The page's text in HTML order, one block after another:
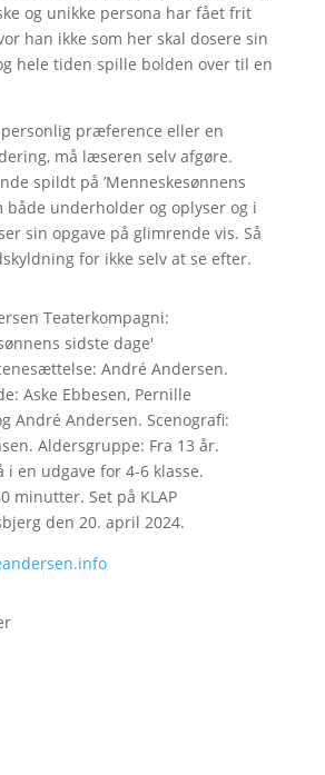
og unikke persona har fået frit
han ikke som her skal dosere sin
hele tiden spille bolden over til en
præference eller en
må læseren selv afgøre.
spildt på ’Menneskesønnens
både underholder og oplyser og i
sin opgave på glimrende vis. Så
for ikke selv at se efter.
Teaterkompagni:
sidste dage'
André Andersen.
Aske Ebbesen, Pernille
André Andersen. Scenografi:
Aldersgruppe: Fra 13 år.
i en udgave for 4-6 klasse.
minutter. Set på KLAP
den 20. april 2024.